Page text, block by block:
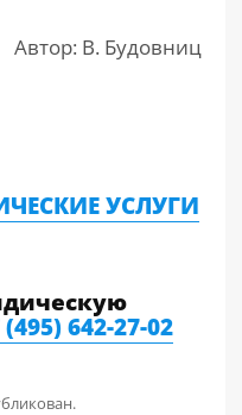
Автор: В. Будовниц
УСЛУГИ
(495) 642-27-02